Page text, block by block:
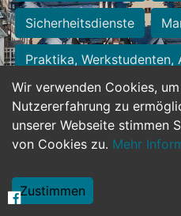
Wir verwenden Cookies,
Nutzererfahrung zu
unserer Webseite stimmen
von Cookies zu. Mehr
Zustimmen
Sicherheitsdienste
Praktika, Werkstudenten,
Personalwesen
Hilfskräfte, Aushilfs- und
Weiterbildung, Studium,